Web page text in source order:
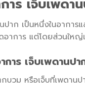
าร เจ็บเพดา
ปาก เป็นหนึ่งในอากา
อาการ แต่โดยส่วนให
การ เจ็บเพดานป
บวม หรือเจ็บที่เพดาน